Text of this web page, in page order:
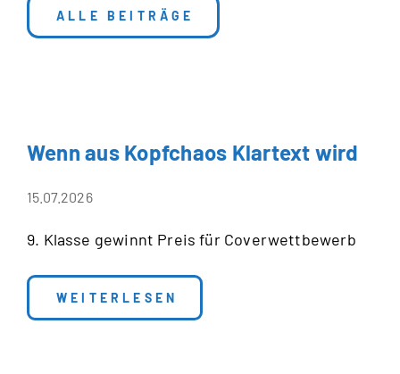
ALLE BEITRÄGE
Wenn aus Kopfchaos Klartext wird
15.07.2026
9. Klasse gewinnt Preis für Coverwettbewerb
WEITERLESEN
: WENN AUS KOPFCHAOS KLARTEXT